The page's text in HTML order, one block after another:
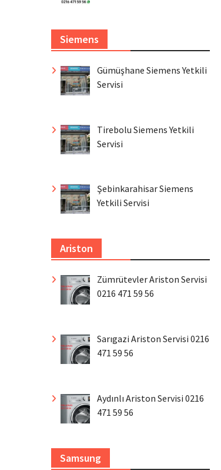
Siemens
Gümüşhane Siemens Yetkili
Servisi
Tirebolu Siemens Yetkili
Servisi
Şebinkarahisar Siemens
Yetkili Servisi
Ariston
Zümrütevler Ariston Servisi
0216 471 59 56
Sarıgazi Ariston Servisi 0216
471 59 56
Aydınlı Ariston Servisi 0216
471 59 56
Samsung